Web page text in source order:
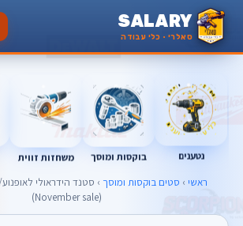
SALARY
סאלרי · כלי עבודה
נטענים בוקסות ומוסך משחזות זווית
ראשי › סטים בוקסות ומוסך
(November sale)